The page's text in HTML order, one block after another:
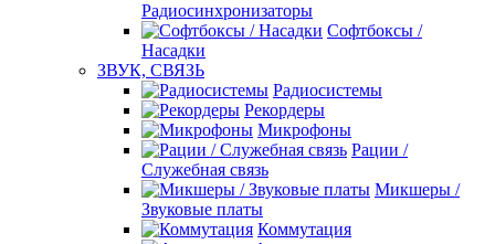
Радиосинхронизаторы
Софтбоксы /
Насадки
ЗВУК, СВЯЗЬ
Радиосистемы
Рекордеры
Микрофоны
Рации /
Служебная связь
Микшеры /
Звуковые платы
Коммутация